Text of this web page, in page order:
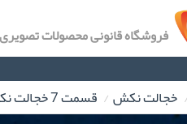
فروشگاه قانونی محصولات تصویری
خجالت نکش قسمت 7 خجالت نکش